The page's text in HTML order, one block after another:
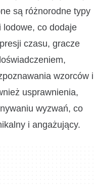
są różnorodne typy
lodowe, co dodaje
czasu, gracze
wzorców i
usprawnienia,
wyzwań, co
i angażujący.